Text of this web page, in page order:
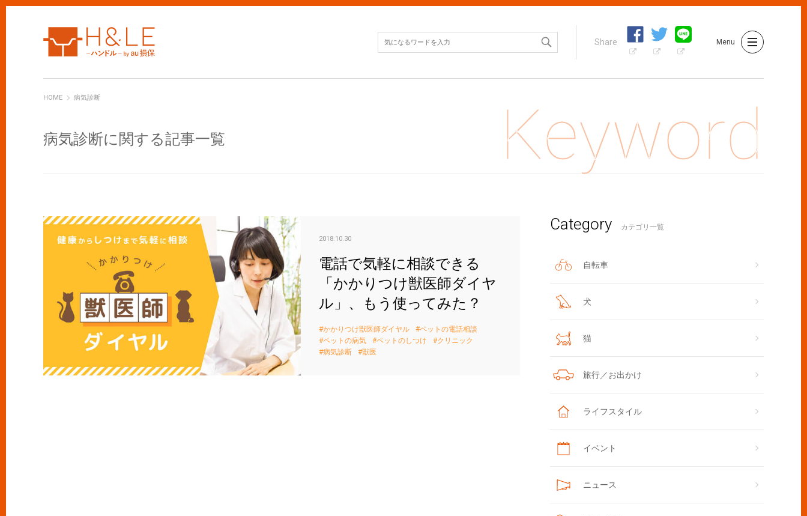
Share Menu
HOMEH&LE病気診断
病気診断に関する記事一覧
電話で気軽に相談できる「かかりつけ獣医師ダイヤル」、もう使って
2018.10.30
電話で気軽に相談できる
「かかりつけ獣医師ダイヤ
ル」、もう使ってみた？
かかりつけ獣医師ダイヤル
ペットの電話相談
ペットの病気
ペットのしつけ
クリニック
病気診断
獣医
Category カテゴリ一覧
自転車
犬
猫
旅行／お出かけ
ライフスタイル
イベント
ニュース